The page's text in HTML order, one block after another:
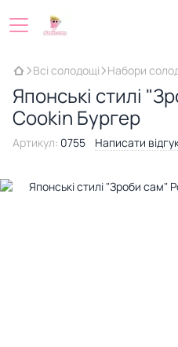
Всі солодощі Набори
Японські стилі
Cookin Бургер
Артикул: 0755 Написати